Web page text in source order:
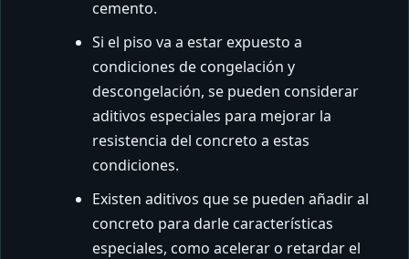
cemento.
Si el piso va a estar expuesto a
condiciones de congelación y
descongelación, se pueden considerar
aditivos especiales para mejorar la
resistencia del concreto a estas
condiciones.
Existen aditivos que se pueden añadir al
concreto para darle características
especiales, como acelerar o retardar el